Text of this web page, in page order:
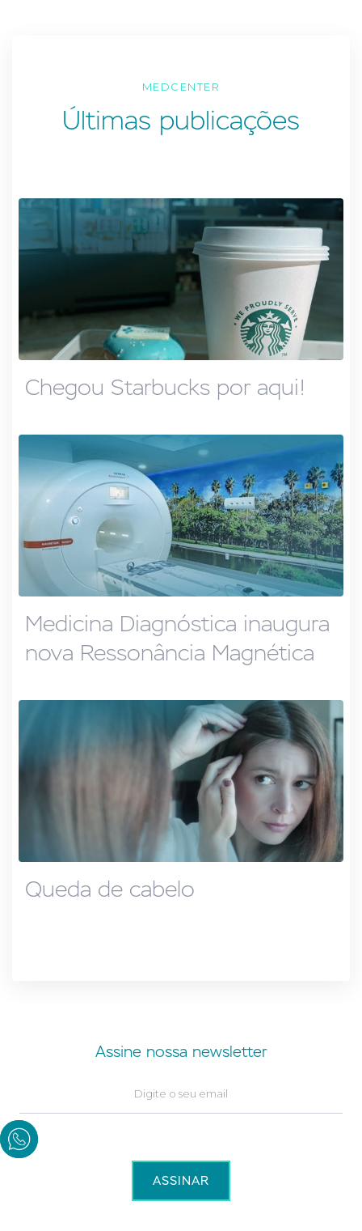
MEDCENTER
Últimas publicações
Chegou Starbucks por aqui!
Medicina Diagnóstica inaugura
nova Ressonância Magnética
Queda de cabelo
Assine nossa newsletter